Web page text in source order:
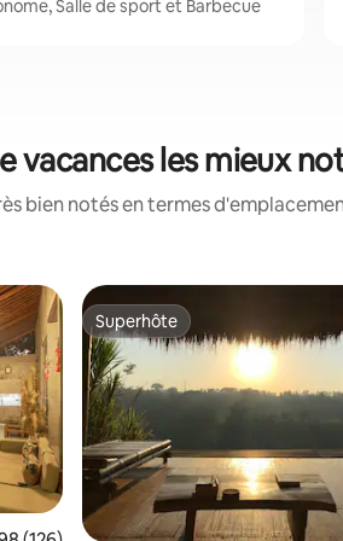
Salle de sport et Barbecue
vacances les mieux
bien notés en termes
appréciés Superhôte
Superhôte